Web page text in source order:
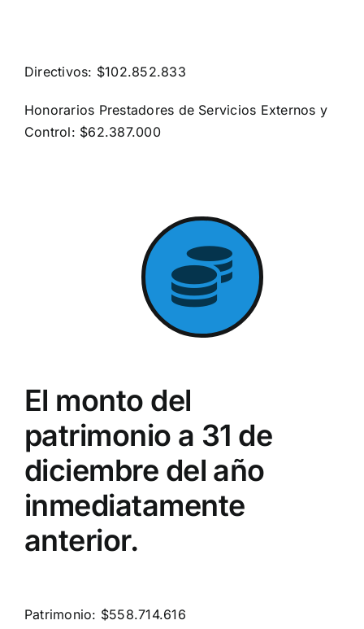
Directivos: $102.852.833
Honorarios Prestadores de Servicios Externos y
Control: $62.387.000
El monto del
patrimonio a 31 de
diciembre del año
inmediatamente
anterior.
Patrimonio: $558.714.616